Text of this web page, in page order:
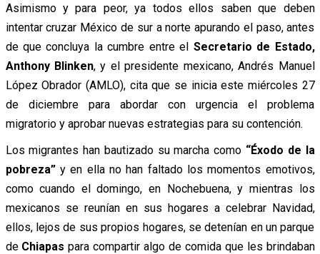
Asimismo y para peor, ya todos ellos saben que deben
intentar cruzar México de sur a norte apurando el paso, antes
de que concluya la cumbre entre el Secretario de Estado,
Anthony Blinken, y el presidente mexicano, Andrés Manuel
López Obrador (AMLO), cita que se inicia este miércoles 27
de diciembre para abordar con urgencia el problema
migratorio y aprobar nuevas estrategias para su contención.
Los migrantes han bautizado su marcha como “Éxodo de la
pobreza”y en ella no han faltado los momentos emotivos,
como cuando el domingo, en Nochebuena, y mientras los
mexicanos se reunían en sus hogares a celebrar Navidad,
ellos, lejos de sus propios hogares, se detenían en un parque
de Chiapas para compartir algo de comida que les brindaban